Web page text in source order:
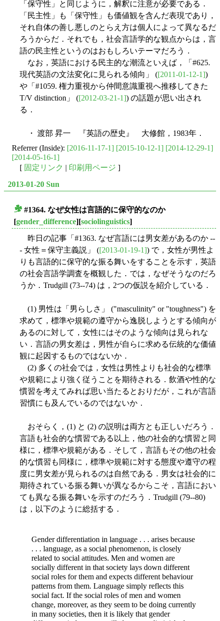
「保守性」と同じように，解釈に注意が必要である．
「民主性」も「保守性」も価値観を含んだ表現であり，
それ自体の善し悪しのとらえ方は個人によって異なるだ
ろうからだ．それでも，社会言語学的な観点からは，言
語の民主性というのはおもしろいテーマだろう．
なお，英語における民主的な潮流といえば，「#625.
現代英語の文法変化に見られる傾向」 ([2011-01-12-1])
や「#1059. 権力重視から仲間意識重視へ推移してきた
T/V distinction」 ([2012-03-21-1]) の話題が思い出され
る．
・ 渡部 昇一 『英語の歴史』 大修館，1983年．
Referrer (Inside): [2016-11-17-1] [2015-10-12-1] [2014-12-29-1]
[2014-05-16-1]
[ 固定リンク | 印刷用ページ ]
2013-01-20 Sun
#1364. なぜ女性は言語的に保守的なのか
[gender_difference][sociolinguistics]
昨日の記事「#1363. なぜ言語には男女差があるのか --
- 女性＝保守主義説」 ([2013-01-19-1]) で，女性が男性よ
りも言語的に保守的な振る舞いをすることを示す，英語
の社会言語学調査を概観した．では，なぜそうなのだろ
うか．Trudgill (73--74) は，2つの仮説を紹介している．
(1) 男性は「男らしさ」 ("masculinity" or "toughness") を
求めて，標準や規範の遵守から逸脱しようとする傾向が
あるのに対して，女性にはそのような傾向は見られな
い．言語の男女差は，男性が自らに求める伝統的な価値
観に起因するものではないか．
(2) 多くの社会では，女性は男性よりも社会的な標準
や規範により強く従うことを期待される．飲酒や性的な
慣習を考えてみれば思い当たるとおりだが，これが言語
習慣にも及んでいるのではないか．
おそらく，(1) と (2) の説明は両方とも正しいだろう．
言語も社会的な慣習である以上，他の社会的な慣習と同
様に，標準や規範がある．そして，言語もその他の社会
的な慣習も同様に，標準や規範に対する態度や遵守の程
度に男女差が見られるのは自然である．男女は社会的に
期待されている振る舞いが異なるからこそ，言語におい
ても異なる振る舞いを示すのだろう．Trudgill (79--80)
は，以下のように総括する．
Gender differentiation in language . . . arises because
. . . language, as a social phenomenon, is closely
related to social attitudes. Men and women are
socially different in that society lays down different
social roles for them and expects different behaviour
patterns from them. Language simply reflects this
social fact. If the social roles of men and women
change, moreover, as they seem to be doing currently
in many societies, then it is likely that gender